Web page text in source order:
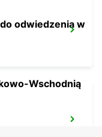
odwiedzenia w
Wschodnią